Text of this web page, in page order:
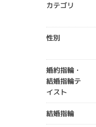
カテゴリ
性別
婚約指輪・
結婚指輪テ
イスト
結婚指輪